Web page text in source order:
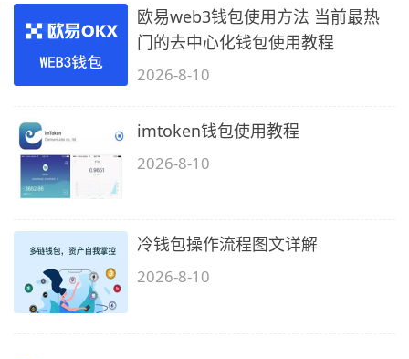
欧易web3钱包使用方法 当前最热
门的去中心化钱包使用教程
2026-8-10
imtoken钱包使用教程
2026-8-10
冷钱包操作流程图文详解
2026-8-10